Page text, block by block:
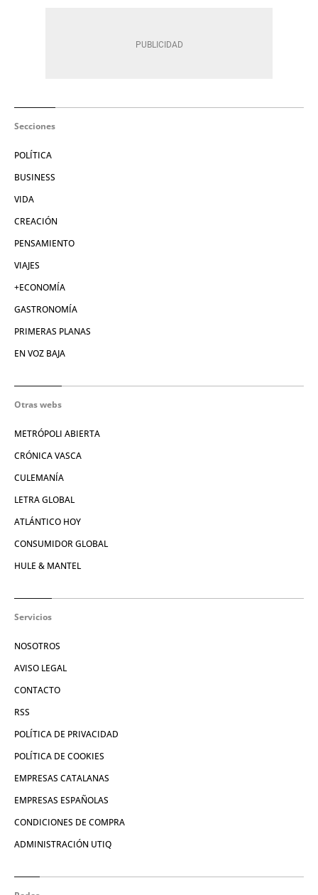
Secciones
POLÍTICA
BUSINESS
VIDA
CREACIÓN
PENSAMIENTO
VIAJES
+ECONOMÍA
GASTRONOMÍA
PRIMERAS PLANAS
EN VOZ BAJA
Otras webs
METRÓPOLI ABIERTA
CRÓNICA VASCA
CULEMANÍA
LETRA GLOBAL
ATLÁNTICO HOY
CONSUMIDOR GLOBAL
HULE & MANTEL
Servicios
NOSOTROS
AVISO LEGAL
CONTACTO
RSS
POLÍTICA DE PRIVACIDAD
POLÍTICA DE COOKIES
EMPRESAS CATALANAS
EMPRESAS ESPAÑOLAS
CONDICIONES DE COMPRA
ADMINISTRACIÓN UTIQ